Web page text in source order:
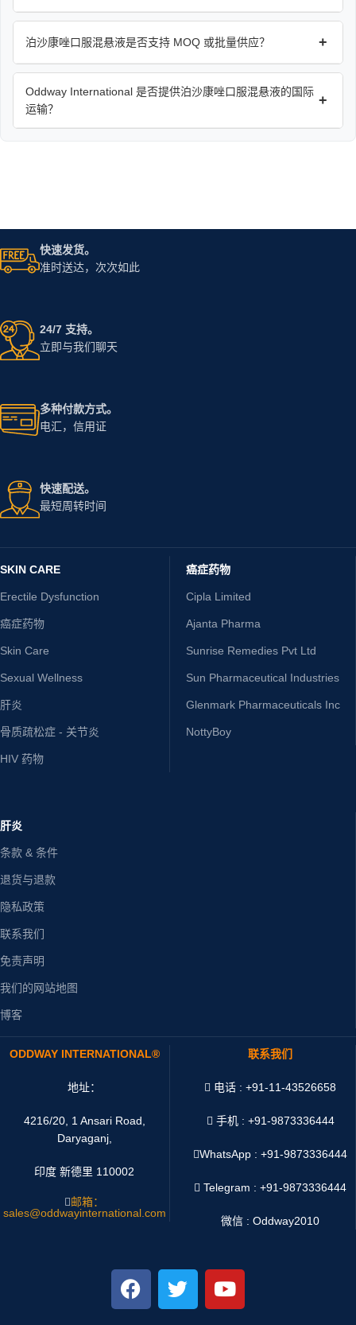
泊沙康唑口服混悬液是否支持 MOQ 或批量供应？ +
Oddway International 是否提供泊沙康唑口服混悬液的国际
运输？
+
快速发货。
准时送达，次次如此
24/7 支持。
立即与我们聊天
多种付款方式。
电汇，信用证
快速配送。
最短周转时间
SKIN CARE
Erectile Dysfunction
癌症药物
Skin Care
Sexual Wellness
肝炎
骨质疏松症 - 关节炎
HIV 药物
癌症药物
Cipla Limited
Ajanta Pharma
Sunrise Remedies Pvt Ltd
Sun Pharmaceutical Industries
Glenmark Pharmaceuticals Inc
NottyBoy
肝炎
条款 & 条件
退货与退款
隐私政策
联系我们
免责声明
我们的网站地图
博客
ODDWAY INTERNATIONAL®
地址：
4216/20, 1 Ansari Road,
Daryaganj,
印度 新德里 110002
邮箱：
sales@oddwayinternational.com
联系我们
电话 : +91-11-43526658
手机 : +91-9873336444
WhatsApp :+91-9873336444
Telegram : +91-9873336444
微信 : Oddway2010